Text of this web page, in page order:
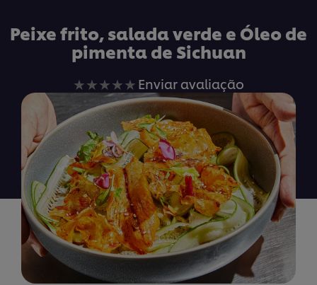
Peixe frito, salada verde e Óleo de
pimenta de Sichuan
Nenhuma
avaliação
enviada
para
este
recipe
Enviar avaliação